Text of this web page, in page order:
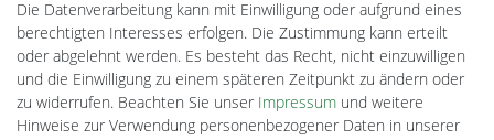
Lightech Connect
CardanLight Europe
FORTIMO LEDs
Cardanlight-Shop
Wallbox24
Die Datenverarbeitung kann mit Einwilligung oder aufgrund eines
berechtigten Interesses erfolgen. Die Zustimmung kann erteilt
oder abgelehnt werden. Es besteht das Recht, nicht einzuwilligen
und die Einwilligung zu einem späteren Zeitpunkt zu ändern oder
zu widerrufen. Beachten Sie unser Impressum und weitere
Hinweise zur Verwendung personenbezogener Daten in unserer